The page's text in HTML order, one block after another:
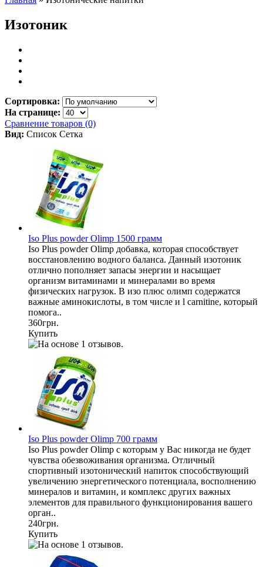
Изотоник
Сортировка:
На странице:
Сравнение товаров (0)
Вид: Список Сетка
Iso Plus powder Olimp 1500 грамм
Iso Plus powder Olimp добавка, которая способствует
восстановлению водного баланса. Данный изотоник
отлично пополняет запасы энергии и насыщает
организм витаминами и минералами во время
физических нагрузок. В изо плюс олимп содержатся
важные аминокислоты, в том числе и l carnitine, который
помога..
360грн.
Купить
Iso Plus powder Olimp 700 грамм
Iso Plus powder Olimp с которым у Вас никогда не будет
чувства обезвоживания организма. Отличный
спортивный изотонический напиток способствующий
увеличению энергетического потенциала, восполнению
минералов и витамин, и комплекс других важных
элементов для правильного функционирования вашего
орган..
240грн.
Купить